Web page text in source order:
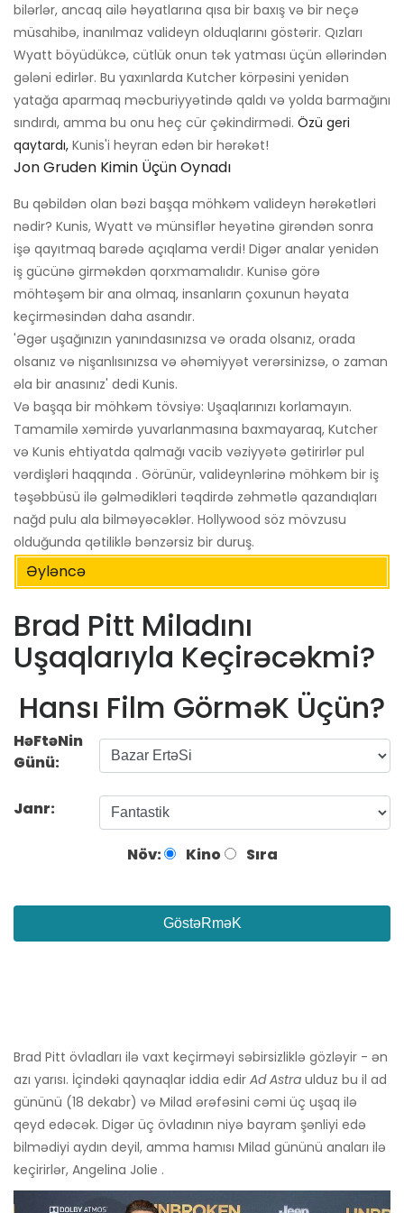
bilərlər, ancaq ailə həyatlarına qısa bir baxış və bir neçə
müsahibə, inanılmaz valideyn olduqlarını göstərir. Qızları
Wyatt böyüdükcə, cütlük onun tək yatması üçün əllərindən
gələni edirlər. Bu yaxınlarda Kutcher körpəsini yenidən
yatağa aparmaq məcburiyyətində qaldı və yolda barmağını
sındırdı, amma bu onu heç cür çəkindirmədi. Özü geri
qaytardı, Kunis'i heyran edən bir hərəkət!
Jon Gruden Kimin Üçün Oynadı
Bu qəbildən olan bəzi başqa möhkəm valideyn hərəkətləri
nədir? Kunis, Wyatt və münsiflər heyətinə girəndən sonra
işə qayıtmaq barədə açıqlama verdi! Digər analar yenidən
iş gücünə girməkdən qorxmamalıdır. Kunisə görə
möhtəşəm bir ana olmaq, insanların çoxunun həyata
keçirməsindən daha asandır.
'Əgər uşağınızın yanındasınızsa və orada olsanız, orada
olsanız və nişanlısınızsa və əhəmiyyət verərsinizsə, o zaman
əla bir anasınız' dedi Kunis.
Və başqa bir möhkəm tövsiyə: Uşaqlarınızı korlamayın.
Tamamilə xəmirdə yuvarlanmasına baxmayaraq, Kutcher
və Kunis ehtiyatda qalmağı vacib vəziyyətə gətirirlər pul
vərdişləri haqqında . Görünür, valideynlərinə möhkəm bir iş
təşəbbüsü ilə gəlmədikləri təqdirdə zəhmətlə qazandıqları
nağd pulu ala bilməyəcəklər. Hollywood söz mövzusu
olduğunda qətiliklə bənzərsiz bir duruş.
Əyləncə
Brad Pitt Miladını
Uşaqlarıyla Keçirəcəkmi?
Hansı Film GörməK Üçün?
HəFtəNin
Günü:
Janr:
Növ: Kino Sıra
GöstəRməK
Brad Pitt övladları ilə vaxt keçirməyi səbirsizliklə gözləyir - ən
azı yarısı. İçindəki qaynaqlar iddia edir Ad Astra ulduz bu il ad
gününü (18 dekabr) və Milad ərəfəsini cəmi üç uşaq ilə
qeyd edəcək. Digər üç övladının niyə bayram şənliyi edə
bilmədiyi aydın deyil, amma hamısı Milad gününü anaları ilə
keçirirlər, Angelina Jolie .